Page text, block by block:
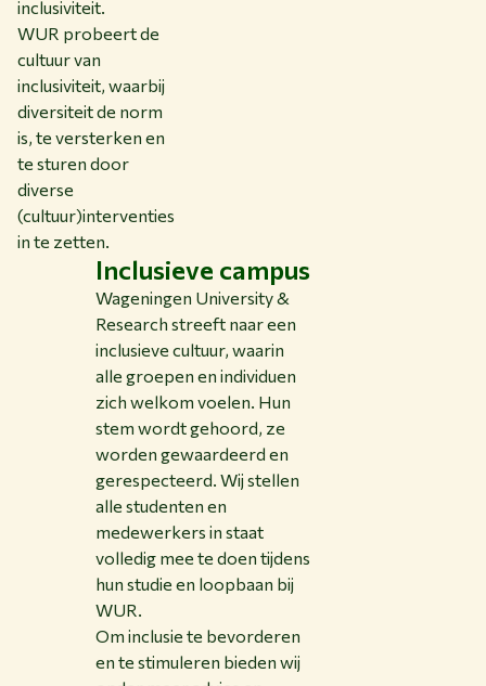
inclusiviteit.
WUR probeert de
cultuur van
inclusiviteit, waarbij
diversiteit de norm
is, te versterken en
te sturen door
diverse
(cultuur)interventies
in te zetten.
Inclusieve campus
Wageningen University &
Research streeft naar een
inclusieve cultuur, waarin
alle groepen en individuen
zich welkom voelen. Hun
stem wordt gehoord, ze
worden gewaardeerd en
gerespecteerd. Wij stellen
alle studenten en
medewerkers in staat
volledig mee te doen tijdens
hun studie en loopbaan bij
WUR.
Om inclusie te bevorderen
en te stimuleren bieden wij